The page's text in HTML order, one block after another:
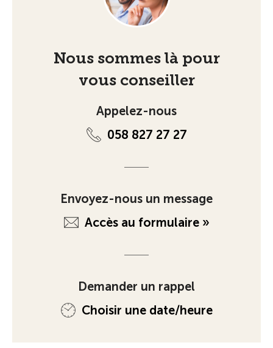
Nous sommes là pour
vous conseiller
Appelez-nous
058 827 27 27
Envoyez-nous un message
Accès au formulaire »
Demander un rappel
Choisir une date/heure